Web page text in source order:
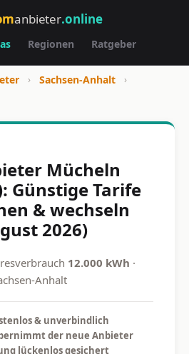
anbieter.online
Regionen Ratgeber
› Sachsen-Anhalt
›
Mücheln
Günstige Tarife
& wechseln
2026)
12.000 kWh ·
Anhalt
& unverbindlich
der neue Anbieter
lückenlos gesichert